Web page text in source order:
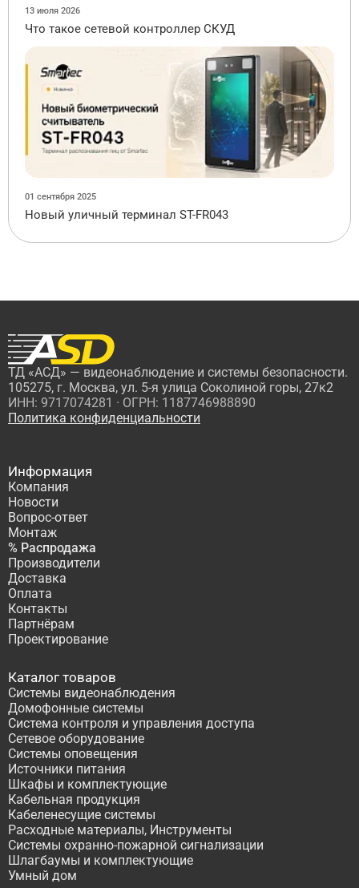
13 июля 2026
Что такое сетевой контроллер СКУД
01 сентября 2025
Новый уличный терминал ST-FR043
ТД «АСД» — видеонаблюдение и системы безопасности.
105275, г. Москва, ул. 5-я улица Соколиной горы, 27к2
ИНН: 9717074281 · ОГРН: 1187746988890
Политика конфиденциальности
Информация
Компания
Новости
Вопрос-ответ
Монтаж
% Распродажа
Производители
Доставка
Оплата
Контакты
Партнёрам
Проектирование
Каталог товаров
Системы видеонаблюдения
Домофонные системы
Система контроля и управления доступа
Сетевое оборудование
Системы оповещения
Источники питания
Шкафы и комплектующие
Кабельная продукция
Кабеленесущие системы
Расходные материалы, Инструменты
Системы охранно-пожарной сигнализации
Шлагбаумы и комплектующие
Умный дом